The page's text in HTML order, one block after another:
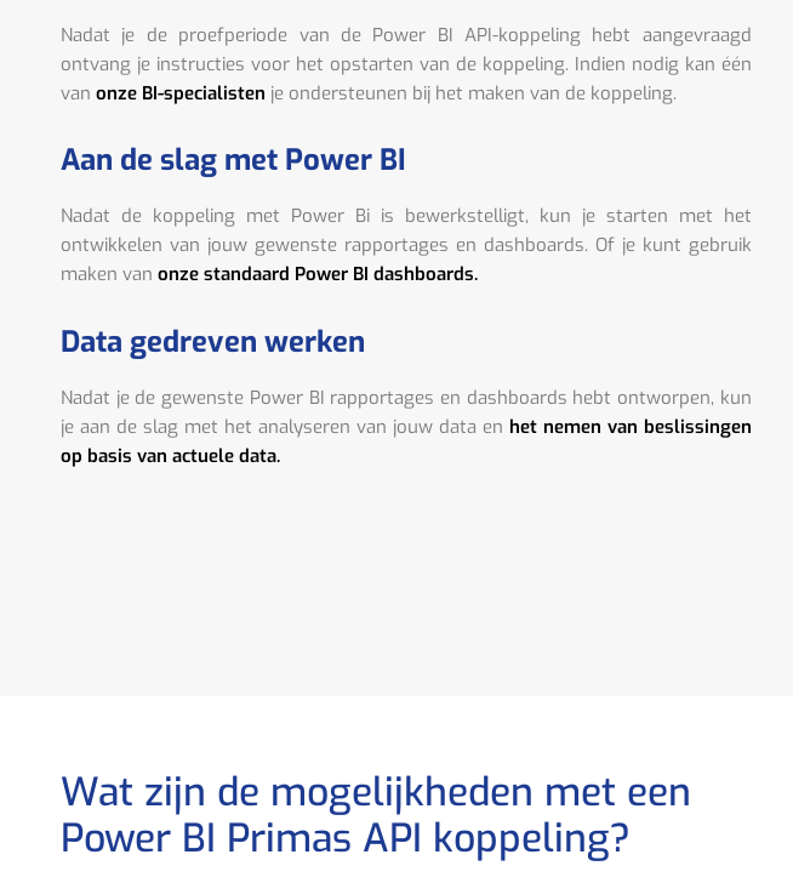
Nadat je de proefperiode van de Power BI API-koppeling hebt aangevraagd
ontvang je instructies voor het opstarten van de koppeling. Indien nodig kan één
van onze BI-specialisten je ondersteunen bij het maken van de koppeling.
Aan de slag met Power BI
Nadat de koppeling met Power Bi is bewerkstelligt, kun je starten met het
ontwikkelen van jouw gewenste rapportages en dashboards. Of je kunt gebruik
maken van onze standaard Power BI dashboards.
Data gedreven werken
Nadat je de gewenste Power BI rapportages en dashboards hebt ontworpen, kun
je aan de slag met het analyseren van jouw data en het nemen van beslissingen
op basis van actuele data.
Wat zijn de mogelijkheden met een
Power BI Primas API koppeling?